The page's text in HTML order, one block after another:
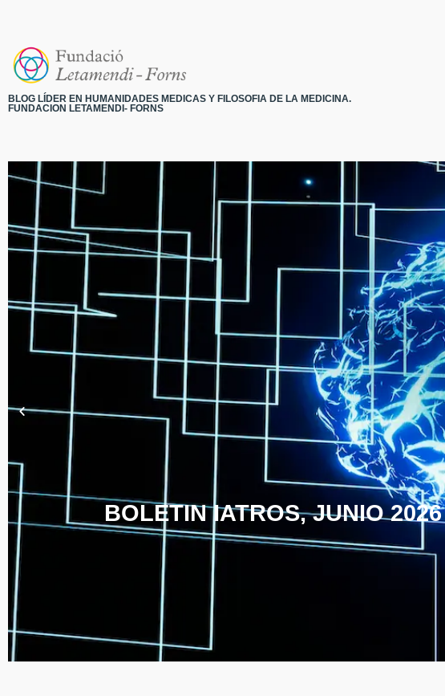
BLOG LÍDER EN HUMANIDADES MEDICAS Y FILOSOFIA DE LA MEDICINA.
FUNDACION LETAMENDI- FORNS
BOLETIN IATROS, JUNIO 2026